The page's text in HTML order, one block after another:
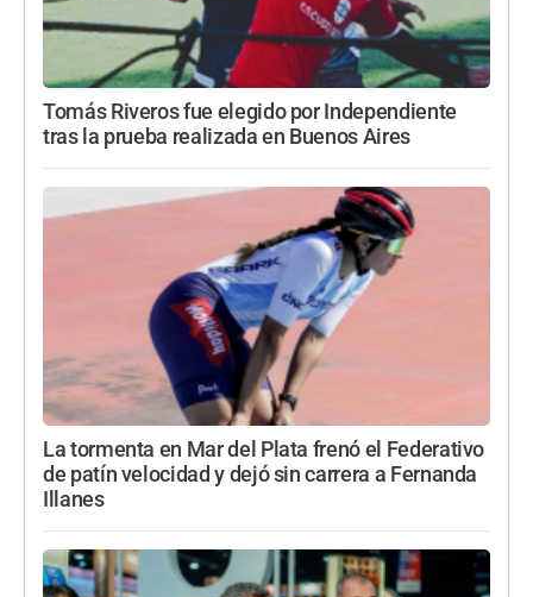
Tomás Riveros fue elegido por Independiente
tras la prueba realizada en Buenos Aires
La tormenta en Mar del Plata frenó el Federativo
de patín velocidad y dejó sin carrera a Fernanda
Illanes